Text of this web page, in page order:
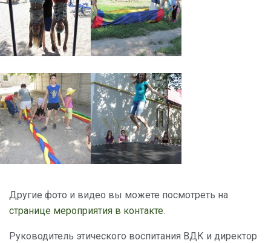
Другие фото и видео вы можете посмотреть на
странице мероприятия в контакте.
Руководитель этического воспитания ВДК и директор